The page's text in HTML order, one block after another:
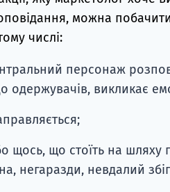
можна
числі:
персонаж
одержувачів, викликає
щось, що стоїть на шляху
негаразди, невдалий збіг